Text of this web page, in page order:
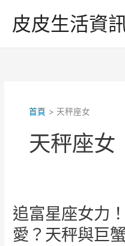
皮皮生活資
首頁 天秤座女
天秤座女
追富星座女力
愛？天秤與巨